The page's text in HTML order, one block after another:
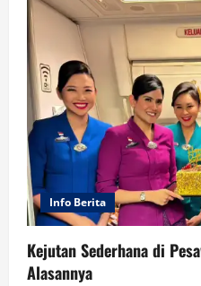
Info Berita
Kejutan Sederhana di
Alasannya